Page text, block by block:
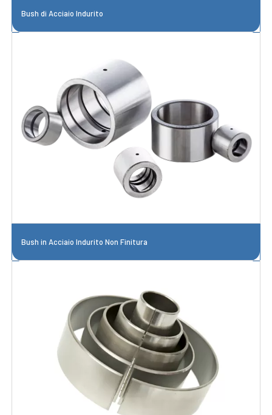
Bush di Acciaio Indurito
Bush in Acciaio Indurito Non Finitura